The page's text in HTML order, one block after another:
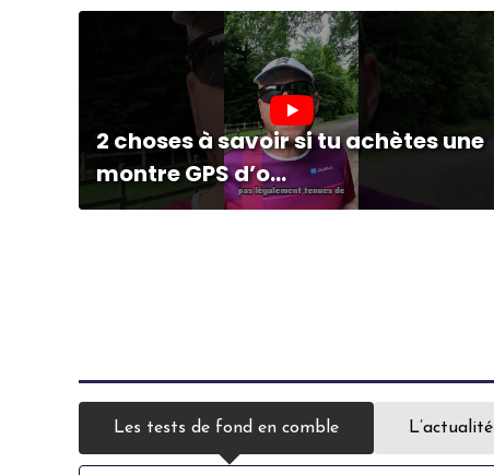
2 choses à savoir si tu achètes une
montre GPS d’o...
Les tests de fond en comble L’actualité